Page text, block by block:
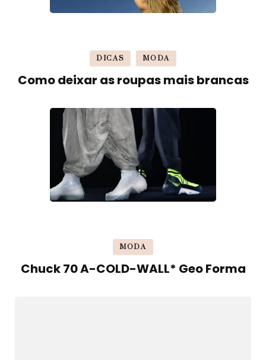
DICAS MODA
Como deixar as roupas mais brancas
MODA
Chuck 70 A-COLD-WALL* Geo Forma